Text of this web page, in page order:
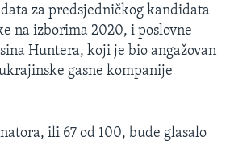
za predsjedničkog kandidata
na izborima 2020, i poslovne
Huntera, koji je bio angažovan
gasne kompanije
ili 67 od 100, bude glasalo